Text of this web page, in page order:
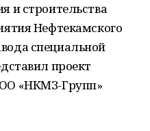
и строительства
Нефтекамского
специальной
проект
«НКМЗ-Групп»